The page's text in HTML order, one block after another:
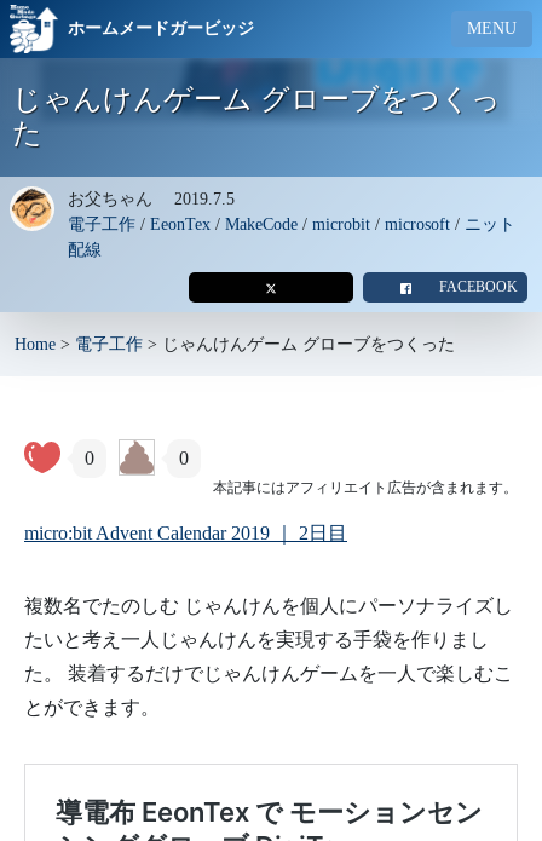
ホームメードガービッジ MENU
じゃんけんゲーム グローブをつくっ
た
お父ちゃん 2019.7.5
電子工作 / EeonTex / MakeCode / microbit / microsoft / ニット
配線
FACEBOOK
Home > 電子工作 > じゃんけんゲーム グローブをつくった
本記事にはアフィリエイト広告が含まれます。
0 0
micro:bit Advent Calendar 2019 ｜ 2日目
複数名でたのしむ じゃんけんを個人にパーソナライズし
たいと考え一人じゃんけんを実現する手袋を作りまし
た。 装着するだけでじゃんけんゲームを一人で楽しむこ
とができます。